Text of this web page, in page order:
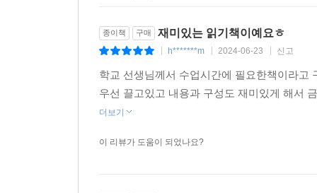
종이책 구매 재미있는 읽기책이예요ㅎ
h*******m 2024-06-23 신고
학교 선생님께서 수업시간에 필요한책이라고
우선 끌고있고 내용과 구성도 재미있게 해서
더보기
이 리뷰가 도움이 되었나요?